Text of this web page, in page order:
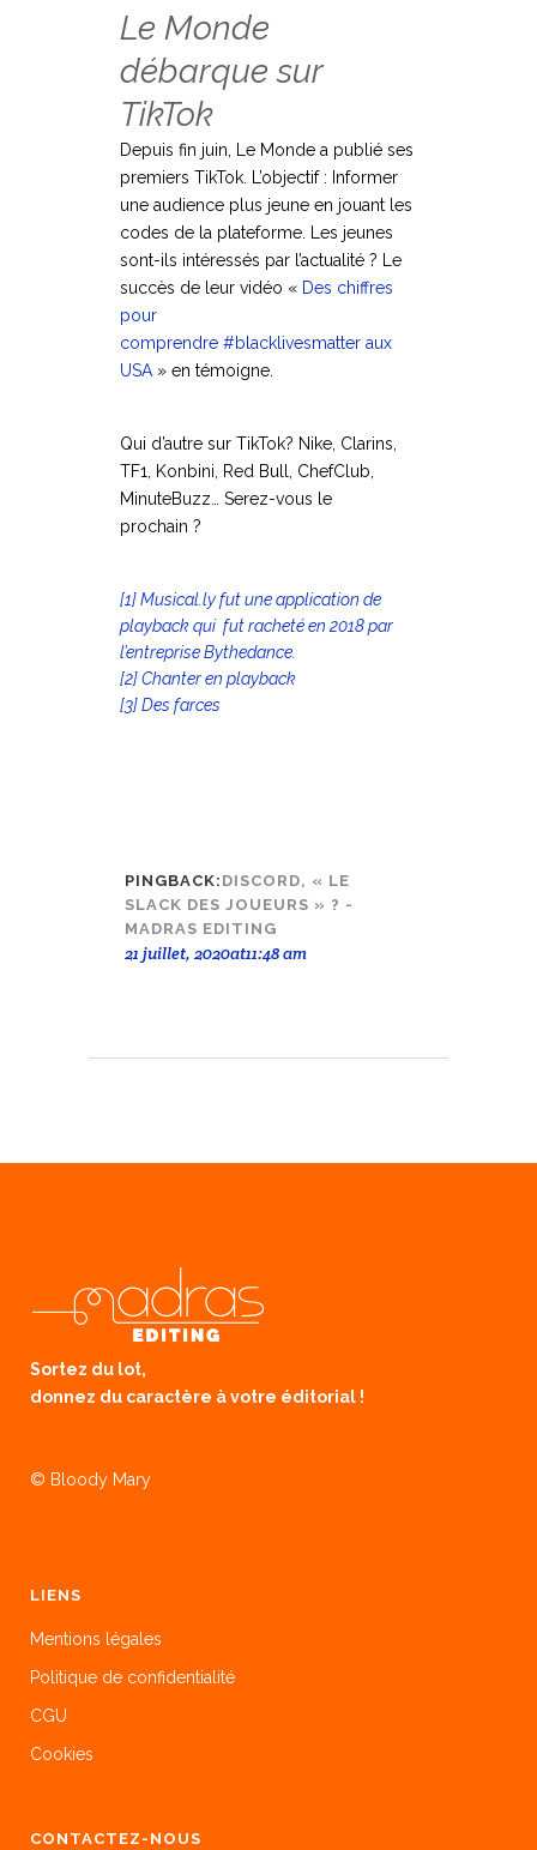
Le Monde
débarque sur
TikTok
Depuis fin juin, Le Monde a publié ses
premiers TikTok. L’objectif : Informer
une audience plus jeune en jouant les
codes de la plateforme. Les jeunes
sont-ils intéressés par l’actualité ? Le
succès de leur vidéo « Des chiffres
pour
comprendre #blacklivesmatter aux
USA » en témoigne.
Qui d’autre sur TikTok? Nike, Clarins,
TF1, Konbini, Red Bull, ChefClub,
MinuteBuzz… Serez-vous le
prochain ?
[1]Musical.ly fut une application de
playback qui fut racheté en 2018 par
l’entreprise Bythedance.
[2]Chanter en playback
[3]Des farces
PINGBACK: DISCORD, « LE
SLACK DES JOUEURS » ? -
MADRAS EDITING
21 juillet, 2020at11:48 am
Sortez du lot,
donnez du caractère à votre éditorial !
© Bloody Mary
LIENS
Mentions légales
Politique de confidentialité
CGU
Cookies
CONTACTEZ-NOUS